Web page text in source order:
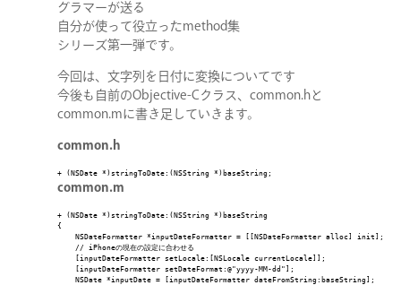
グラマーが送る
自分が使って役立ったmethod集
シリーズ第一弾です。
今回は、文字列を日付に変換についてです
今後も自前のObjective-Cクラス、common.hと
common.mに書き足していきます。
common.h
+ (NSDate *)stringToDate:(NSString *)baseString;
common.m
+ (NSDate *)stringToDate:(NSString *)baseString
{
    NSDateFormatter *inputDateFormatter = [[NSDateFormatter alloc] init];
    // iPhoneの現在の設定に合わせる
    [inputDateFormatter setLocale:[NSLocale currentLocale]];
    [inputDateFormatter setDateFormat:@"yyyy-MM-dd"];
    NSDate *inputDate = [inputDateFormatter dateFromString:baseString];